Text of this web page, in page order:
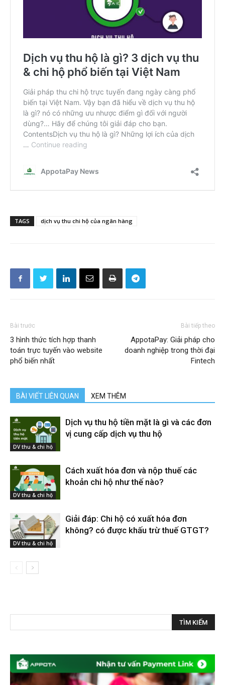
TAGS dịch vụ thu chi hộ của ngân hàng
Bài trước
3 hình thức tích hợp thanh
toán trực tuyến vào website
phổ biến nhất
Bài tiếp theo
AppotaPay: Giải pháp cho
doanh nghiệp trong thời đại
Fintech
BÀI VIẾT LIÊN QUAN XEM THÊM
DV thu & chi hộ
Dịch vụ thu hộ tiền mặt là gì và các đơn
vị cung cấp dịch vụ thu hộ
DV thu & chi hộ
Cách xuất hóa đơn và nộp thuế các
khoản chi hộ như thế nào?
DV thu & chi hộ
Giải đáp: Chi hộ có xuất hóa đơn
không? có được khấu trừ thuế GTGT?